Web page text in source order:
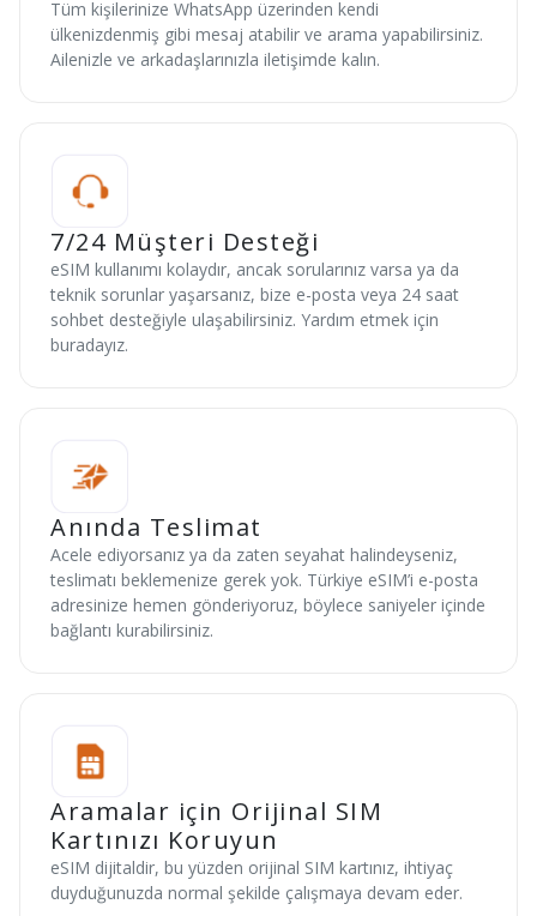
Tüm kişilerinize WhatsApp üzerinden kendi
ülkenizdenmiş gibi mesaj atabilir ve arama yapabilirsiniz.
Ailenizle ve arkadaşlarınızla iletişimde kalın.
7/24 Müşteri Desteği
eSIM kullanımı kolaydır, ancak sorularınız varsa ya da
teknik sorunlar yaşarsanız, bize e-posta veya 24 saat
sohbet desteğiyle ulaşabilirsiniz. Yardım etmek için
buradayız.
Anında Teslimat
Acele ediyorsanız ya da zaten seyahat halindeyseniz,
teslimatı beklemenize gerek yok. Türkiye eSIM’i e-posta
adresinize hemen gönderiyoruz, böylece saniyeler içinde
bağlantı kurabilirsiniz.
Aramalar için Orijinal SIM
Kartınızı Koruyun
eSIM dijitaldir, bu yüzden orijinal SIM kartınız, ihtiyaç
duyduğunuzda normal şekilde çalışmaya devam eder.